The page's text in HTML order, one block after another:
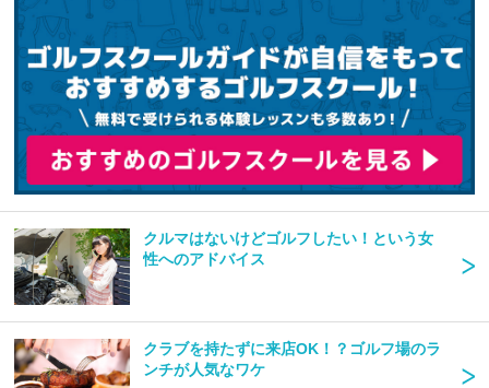
クルマはないけどゴルフしたい！という女
性へのアドバイス
クラブを持たずに来店OK！？ゴルフ場のラ
ンチが人気なワケ